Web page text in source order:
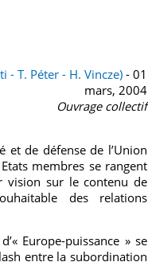
- T. Péter - H. Vincze) - 01
mars, 2004
Ouvrage collectif
et de défense de l’Union
membres se rangent
vision sur le contenu de
des relations
Europe-puissance » se
entre la subordination